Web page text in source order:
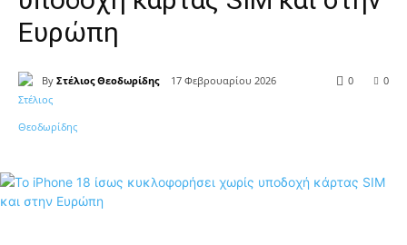
Ευρώπη
By Στέλιος Θεοδωρίδης 17 Φεβρουαρίου 2026 0
0